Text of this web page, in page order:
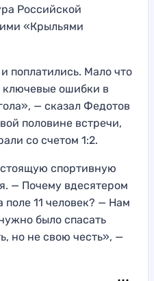
Российской
«Крыльями
поплатились. Мало что
ключевые ошибки в
— сказал Федотов
половине встречи,
со счетом 1:2.
спортивную
— Почему вдесятером
11 человек? — Нам
было спасать
но не свою честь», —